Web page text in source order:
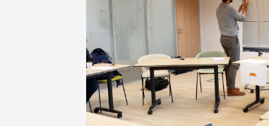
Club des Entreprises du
Thouarsais